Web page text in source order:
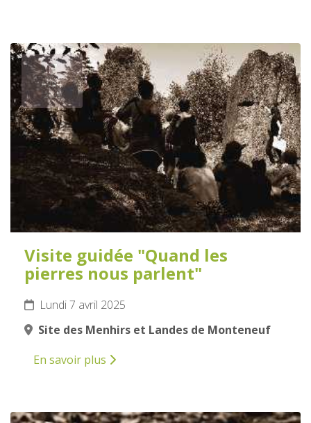
7
AVRIL
2025
Visite guidée "Quand les
pierres nous parlent"
Lundi 7 avril 2025
Site des Menhirs et Landes de Monteneuf
En savoir plus